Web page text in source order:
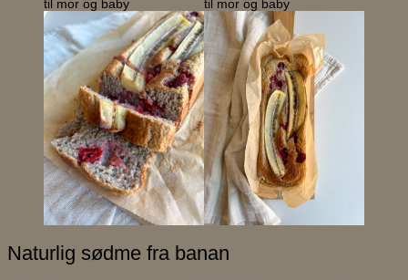
Naturlig sødme fra banan